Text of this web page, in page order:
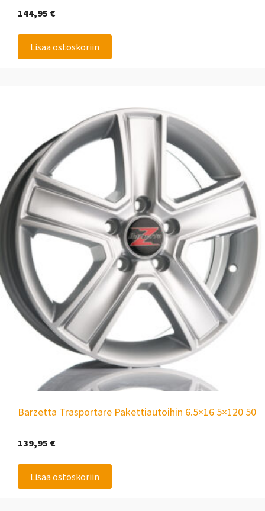
144,95 €
Lisää ostoskoriin
Barzetta Trasportare Pakettiautoihin 6.5×16 5×120 50
139,95 €
Lisää ostoskoriin